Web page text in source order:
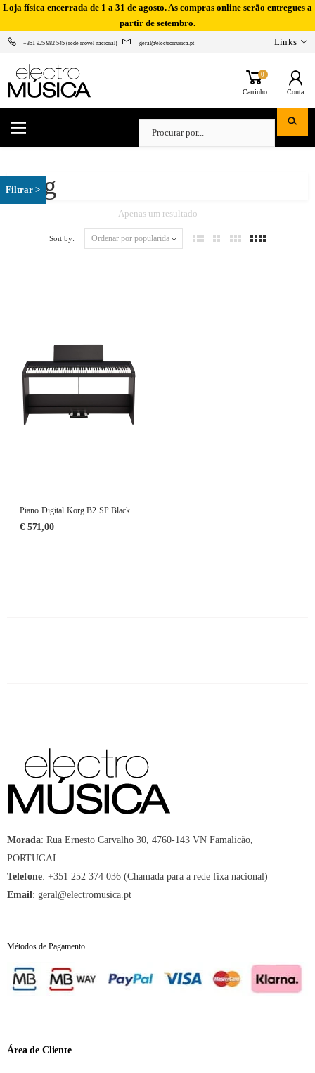
Loja física encerrada de 1 a 31 de agosto. As compras online serão entregues a
partir de setembro.
+351 925 982 545 (rede móvel nacional) geral@electromusica.pt Links
0
Carrinho Conta
Korg
Apenas um resultado
Sort by:
Piano Digital Korg B2 SP Black
€571,00
Morada: Rua Ernesto Carvalho 30, 4760-143 VN Famalicão,
PORTUGAL.
Telefone: +351 252 374 036 (Chamada para a rede fixa nacional)
Email: geral@electromusica.pt
Métodos de Pagamento
Área de Cliente